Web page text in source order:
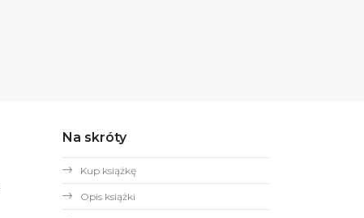
Na skróty
Kup książkę
Opis książki